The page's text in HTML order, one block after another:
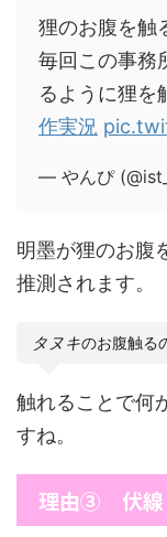
狸のお腹を触
毎回この事務
るように狸を
作実況
— やんぴ
明墨が狸のお腹
推測されます。
タヌキのお腹触る
触れることで何
すね。
理由③ 伏線